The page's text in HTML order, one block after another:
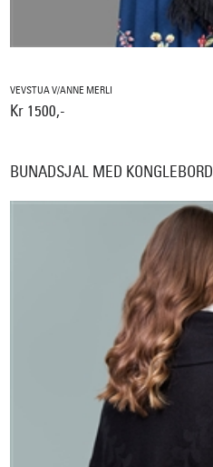
VEVSTUA V/ANNE MERLI
Kr 1500,-
BUNADSJAL MED KONGLEBORD